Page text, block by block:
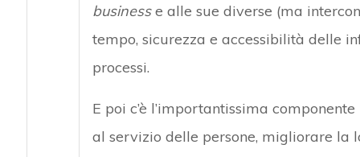
businesse alle sue diverse (ma
tempo, sicurezza e accessibilità delle
processi.
E poi c’è l’importantissima
al servizio delle persone, migliorare la